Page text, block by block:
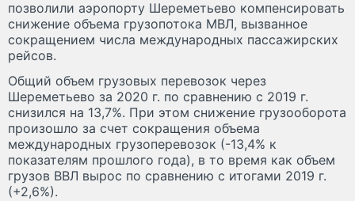
позволили аэропорту Шереметьево компенсировать
снижение объема грузопотока МВЛ, вызванное
сокращением числа международных пассажирских
рейсов.
Общий объем грузовых перевозок через
Шереметьево за 2020 г. по сравнению с 2019 г.
снизился на 13,7%. При этом снижение грузооборота
произошло за счет сокращения объема
международных грузоперевозок (-13,4% к
показателям прошлого года), в то время как объем
грузов ВВЛ вырос по сравнению с итогами 2019 г.
(+2,6%).